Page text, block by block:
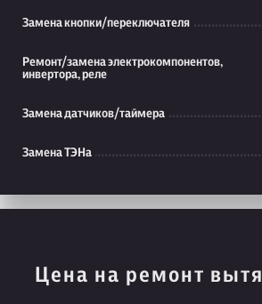
Замена кнопки/переключателя
Ремонт/замена электрокомпонентов,
инвертора, реле
Замена датчиков/таймера
Замена ТЭНа
Цена на ремонт